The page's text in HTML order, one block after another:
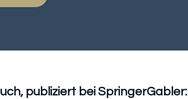
publiziert bei SpringerGabler: